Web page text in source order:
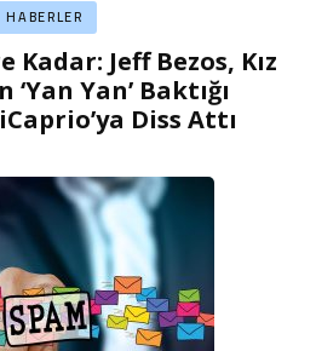
HABERLER
Kadar: Jeff Bezos, Kız
‘Yan Yan’ Baktığı
Diss Attı